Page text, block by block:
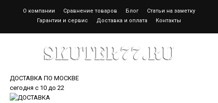
О компании Сравнение товаров Блог
Статьи на заметку
Гарантии и сервис
Доставка и оплата Контакты
ДОСТАВКА ПО МОСКВЕ
сегодня с 10 до 22